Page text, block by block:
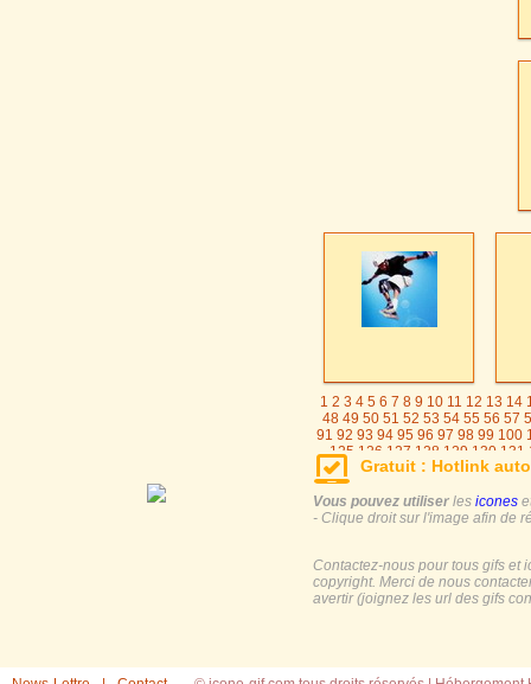
1 2 3 4 5 6 7 8 9 10 11 12 13 14
48 49 50 51 52 53 54 55 56 57
91 92 93 94 95 96 97 98 99 100
125 126 127 128 129 130 131
155 156 157 158 159
Gratuit : Hotlink
Vous pouvez utiliser les icones
- Clique droit sur l'image afin de
Contactez-nous pour tous gifs et
copyright. Merci de nous
avertir (joignez les url des gifs